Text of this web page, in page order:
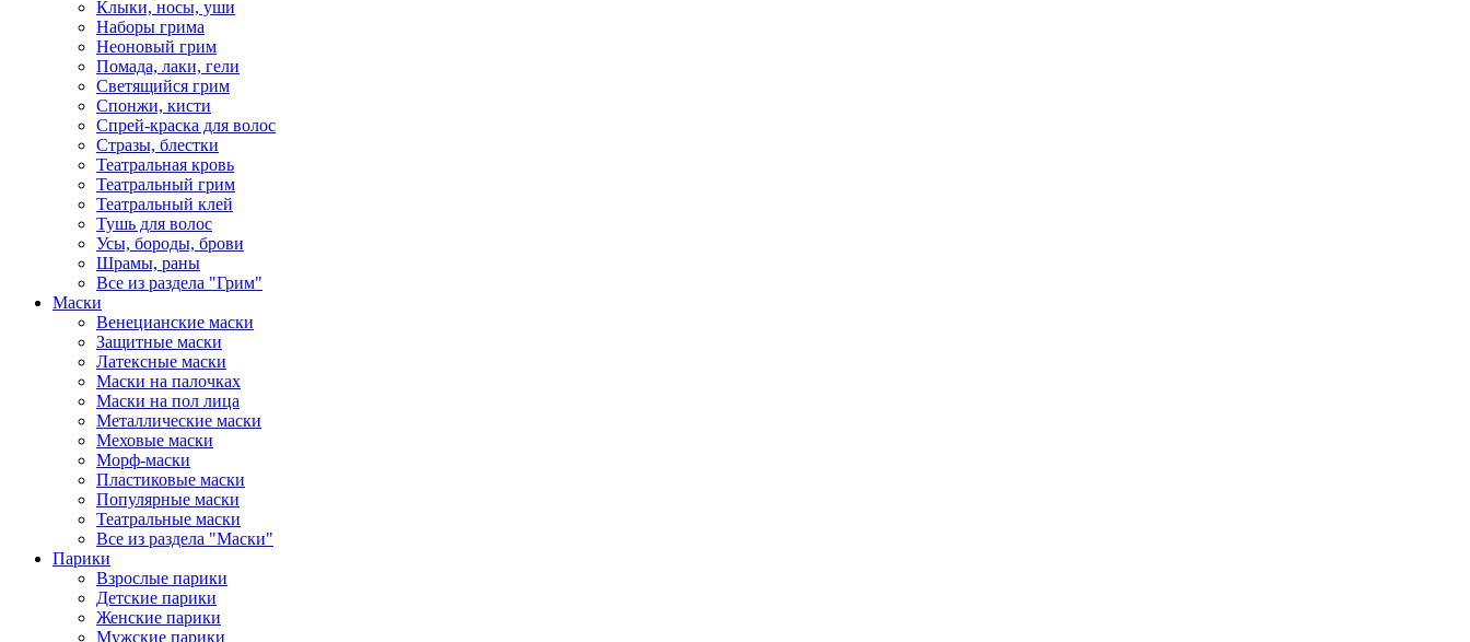
Клыки, носы, уши
Наборы грима
Неоновый грим
Помада, лаки, гели
Светящийся грим
Спонжи, кисти
Спрей-краска для волос
Стразы, блестки
Театральная кровь
Театральный грим
Театральный клей
Тушь для волос
Усы, бороды, брови
Шрамы, раны
Все из раздела "Грим"
Маски
Венецианские маски
Защитные маски
Латексные маски
Маски на палочках
Маски на пол лица
Металлические маски
Меховые маски
Морф-маски
Пластиковые маски
Популярные маски
Театральные маски
Все из раздела "Маски"
Парики
Взрослые парики
Детские парики
Женские парики
Мужские парики